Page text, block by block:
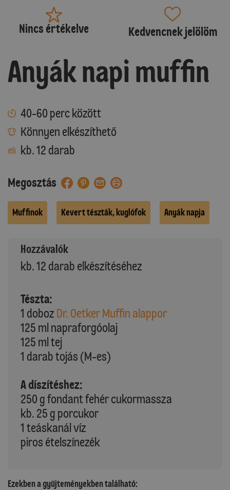
Nincs értékelve Kedvencnek jelölöm
Anyák napi muffin
40-60 perc között
Könnyen elkészíthető
kb. 12 darab
Megosztás
Muffinok Kevert tészták, kuglófok Anyák napja
Hozzávalók
kb. 12 darab elkészítéséhez
Tészta:
1 doboz Dr. Oetker Muffin alappor
125 ml napraforgóolaj
125 ml tej
1 darab tojás (M-es)
A díszítéshez:
250 g fondant fehér cukormassza
kb. 25 g porcukor
1 teáskanál víz
piros ételszínezék
Ezekben a gyűjteményekben található: